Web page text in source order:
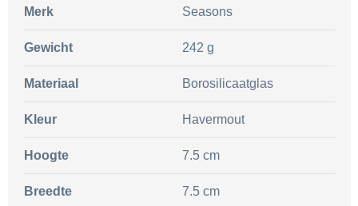
Merk Seasons
Gewicht 242 g
Materiaal Borosilicaatglas
Kleur Havermout
Hoogte 7.5 cm
Breedte 7.5 cm